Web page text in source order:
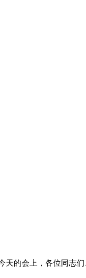
天的会上，各位同志